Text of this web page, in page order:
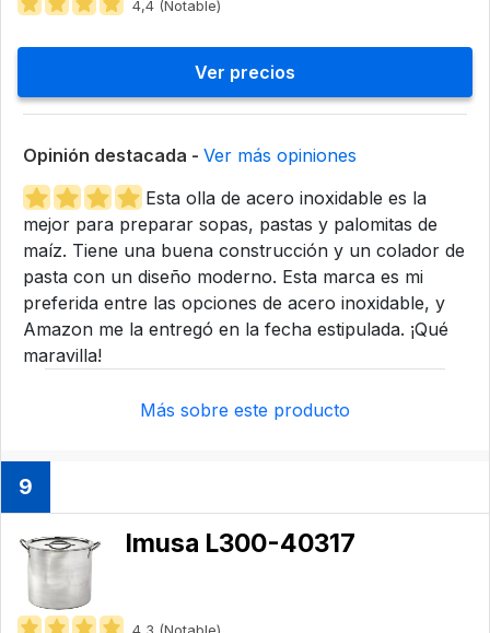
4,4 (Notable)
Ver precios
Opinión destacada - Ver más opiniones
Esta olla de acero inoxidable es la
mejor para preparar sopas, pastas y palomitas de
maíz. Tiene una buena construcción y un colador de
pasta con un diseño moderno. Esta marca es mi
preferida entre las opciones de acero inoxidable, y
Amazon me la entregó en la fecha estipulada. ¡Qué
maravilla!
Más sobre este producto
9
Imusa ‎L300-40317
4,3 (Notable)